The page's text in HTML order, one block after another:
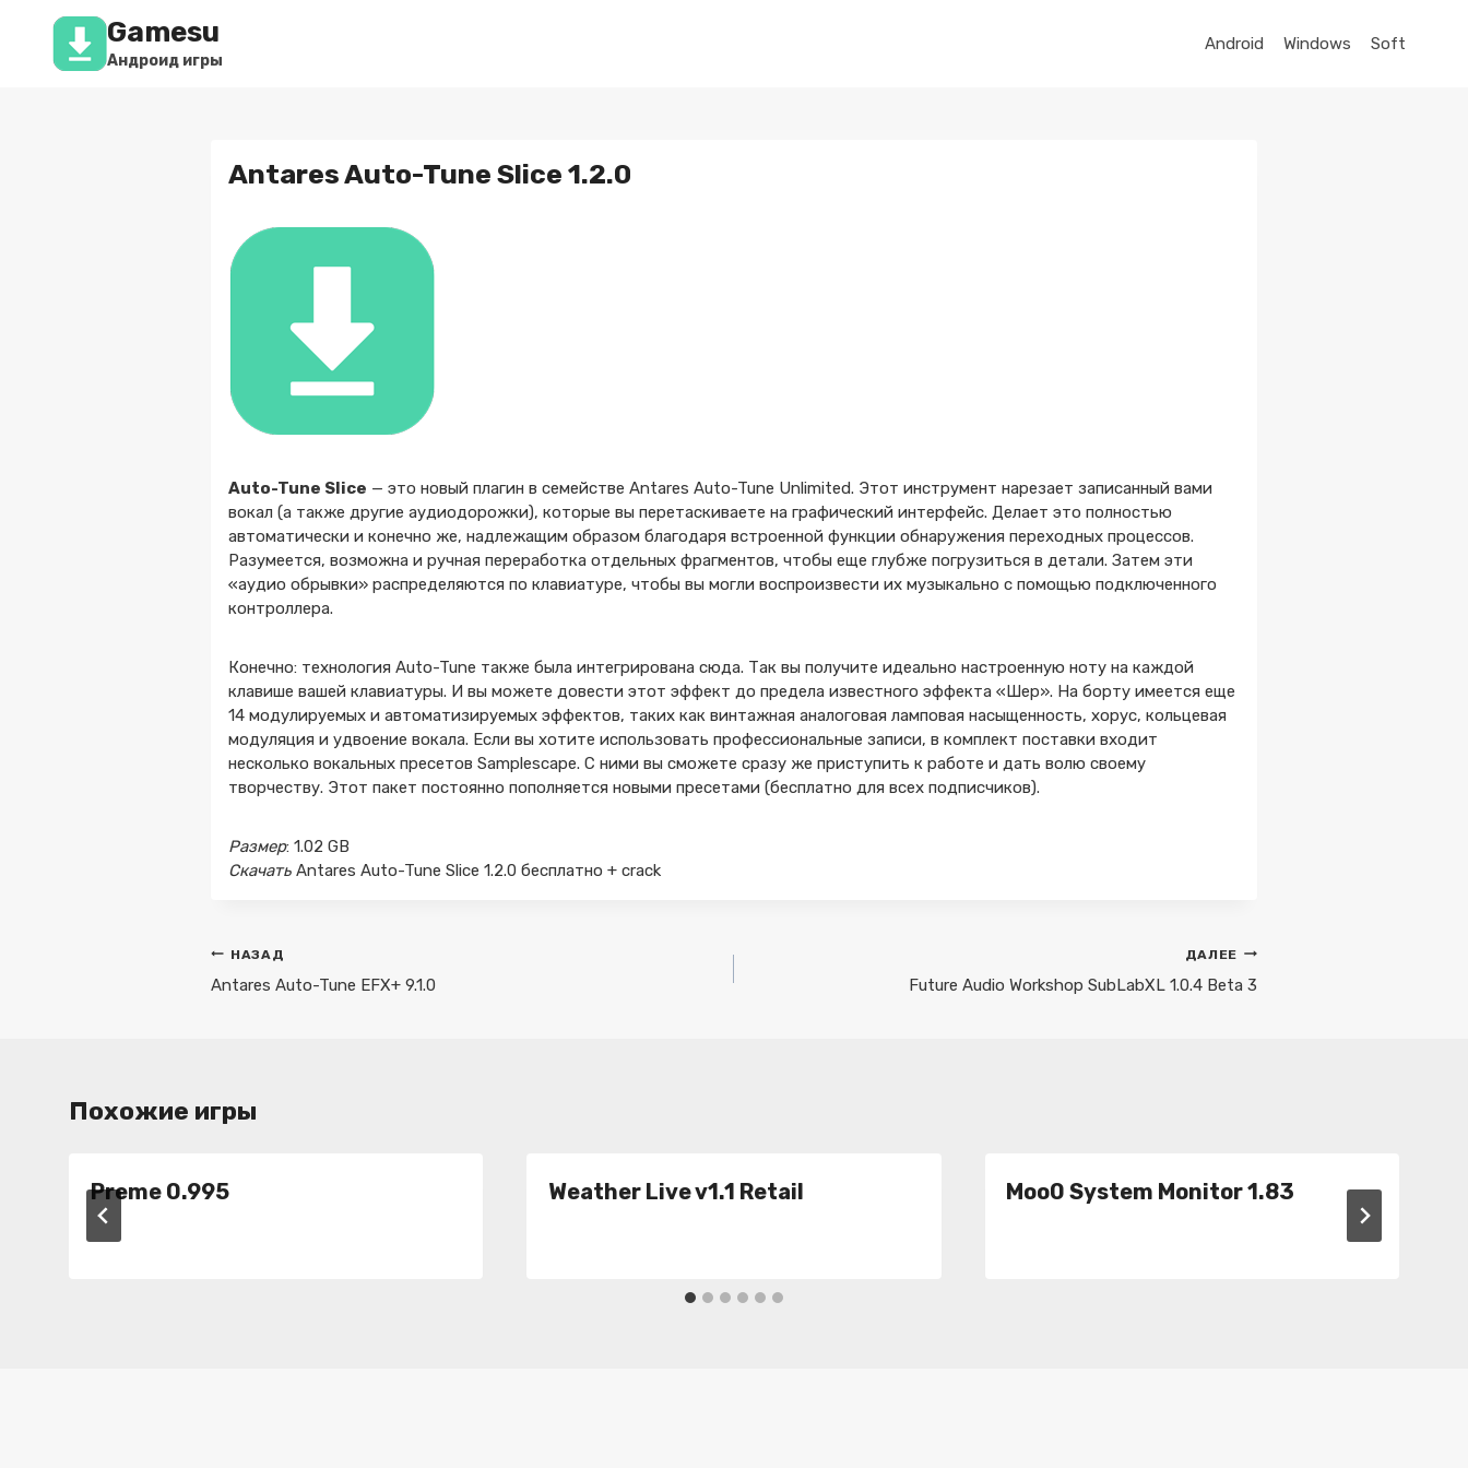
Перейти
содержимому
Gamesu
Андроид игры
Android Windows Soft
Antares Auto-Tune Slice 1.2.0
Auto-Tune Slice — это новый плагин в семействе Antares Auto-Tune Unlimited. Этот инструмент нарезает записанный вами
вокал (а также другие аудиодорожки), которые вы перетаскиваете на графический интерфейс. Делает это полностью
автоматически и конечно же, надлежащим образом благодаря встроенной функции обнаружения переходных процессов.
Разумеется, возможна и ручная переработка отдельных фрагментов, чтобы еще глубже погрузиться в детали. Затем эти
«аудио обрывки» распределяются по клавиатуре, чтобы вы могли воспроизвести их музыкально с помощью подключенного
контроллера.
Конечно: технология Auto-Tune также была интегрирована сюда. Так вы получите идеально настроенную ноту на каждой
клавише вашей клавиатуры. И вы можете довести этот эффект до предела известного эффекта «Шер». На борту имеется еще
14 модулируемых и автоматизируемых эффектов, таких как винтажная аналоговая ламповая насыщенность, хорус, кольцевая
модуляция и удвоение вокала. Если вы хотите использовать профессиональные записи, в комплект поставки входит
несколько вокальных пресетов Samplescape. С ними вы сможете сразу же приступить к работе и дать волю своему
творчеству. Этот пакет постоянно пополняется новыми пресетами (бесплатно для всех подписчиков).
Размер: 1.02 GB
СкачатьAntares Auto-Tune Slice 1.2.0 бесплатно + crack
Навигация
по
НАЗАД
Antares Auto-Tune EFX+ 9.1.0
ДАЛЕЕ
Future Audio Workshop SubLabXL 1.0.4 Beta 3
Похожие игры
Preme 0.995 Weather Live v1.1 Retail Moo0 System Monitor 1.83